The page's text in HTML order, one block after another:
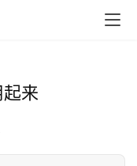
来